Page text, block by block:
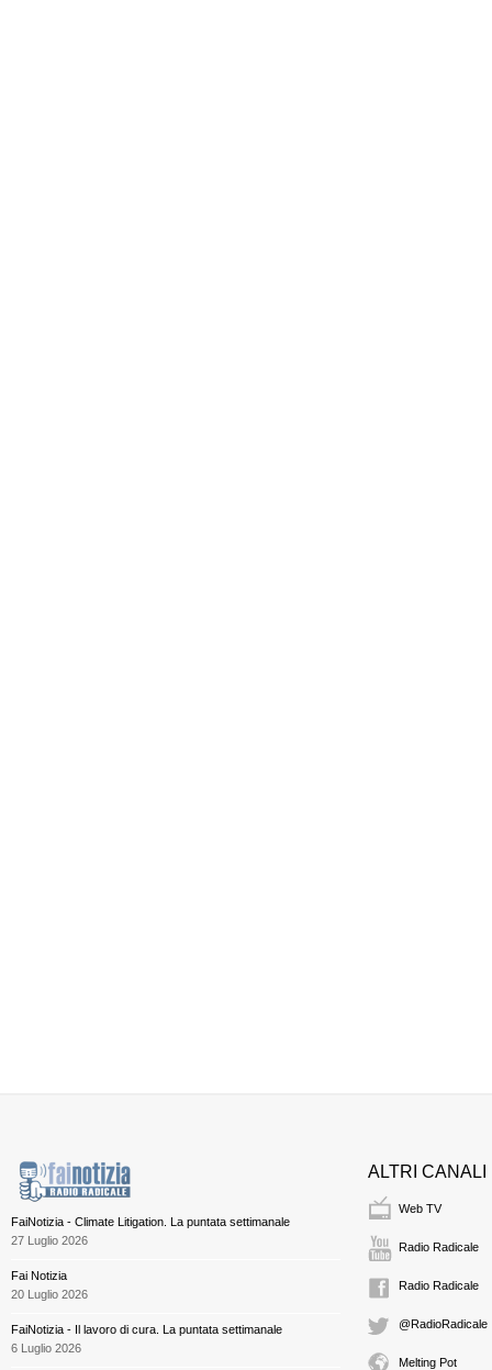
FaiNotizia - Climate Litigation. La puntata settimanale
27 Luglio 2026
Fai Notizia
20 Luglio 2026
FaiNotizia - Il lavoro di cura. La puntata settimanale
6 Luglio 2026
ALTRI CANALI
Web TV
Radio Radicale
Radio Radicale
@RadioRadicale
Melting Pot